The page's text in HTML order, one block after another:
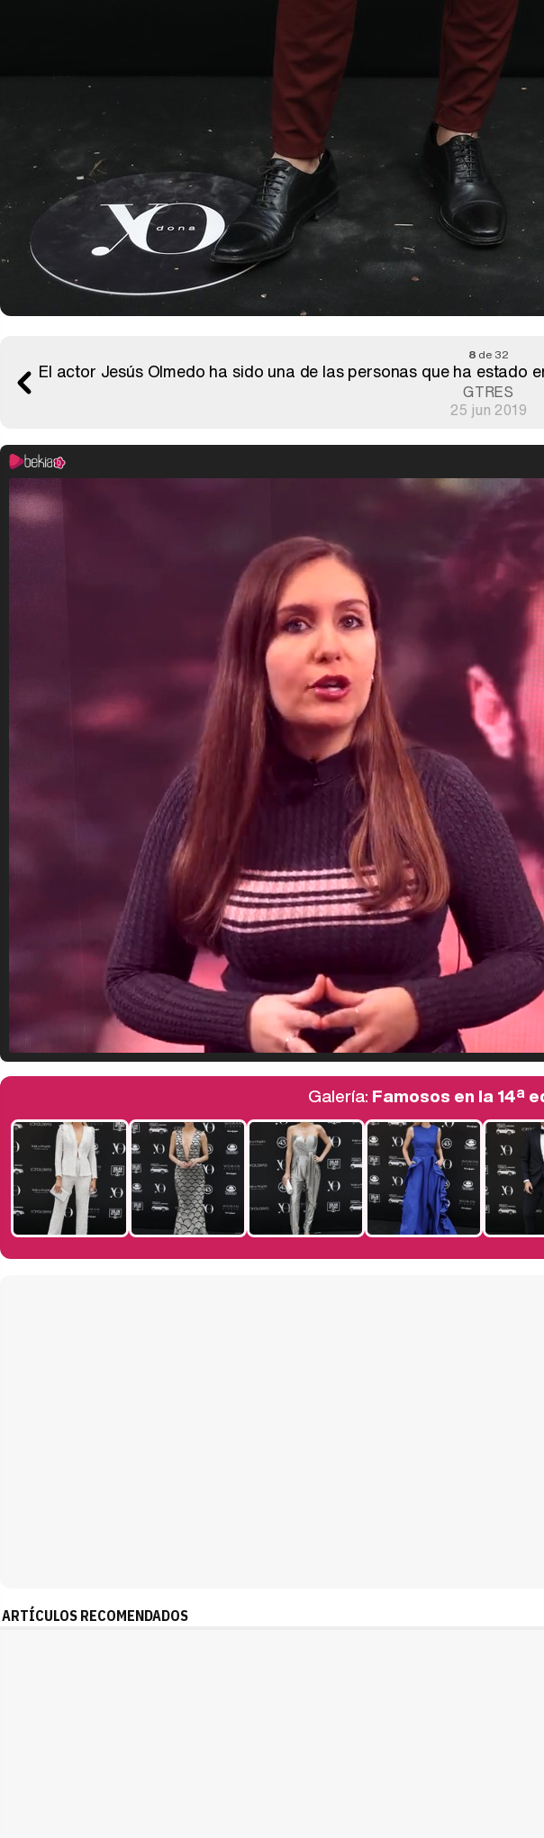
8 de 32
El actor Jesús Olmedo ha sido una de las personas que ha estado
GTRES
25 jun 2019
Galería: Famosos en la 14ª
ARTÍCULOS RECOMENDADOS